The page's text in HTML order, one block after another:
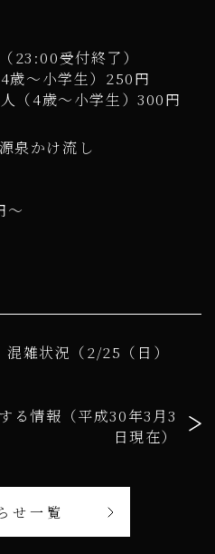
23:00受付終了）
歳～小学生）250円
（4歳～小学生）300円
泉かけ流し
～
雑状況（2/25（日）
る情報（平成30年3月3
日現在）
せ一覧